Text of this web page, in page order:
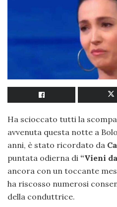
Ha scioccato tutti la
avvenuta questa notte a
anni, è stato ricordato da
puntata odierna di “Vieni
ancora con un toccante
ha riscosso numerosi
della conduttrice.